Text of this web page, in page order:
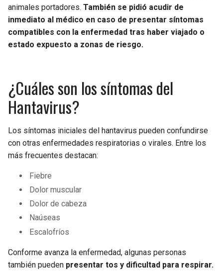
animales portadores. También se pidió acudir de
inmediato al médico en caso de presentar síntomas
compatibles con la enfermedad tras haber viajado o
estado expuesto a zonas de riesgo.
¿Cuáles son los síntomas del
Hantavirus?
Los síntomas iniciales del hantavirus pueden confundirse
con otras enfermedades respiratorias o virales. Entre los
más frecuentes destacan:
Fiebre
Dolor muscular
Dolor de cabeza
Naúseas
Escalofríos
Conforme avanza la enfermedad, algunas personas
también pueden presentar tos y dificultad para respirar.